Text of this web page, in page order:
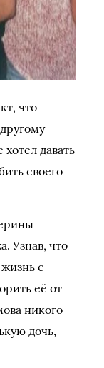
что
давать
своего
Узнав, что
с
её от
никого
дочь,